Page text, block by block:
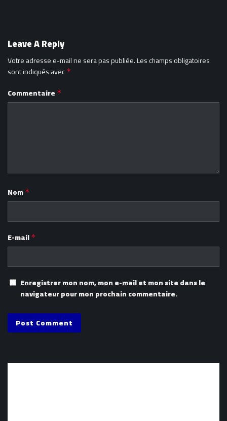
Leave A Reply
Votre adresse e-mail ne sera pas publiée.Les champs obligatoires
sont indiqués avec *
Commentaire *
Nom *
E-mail *
Enregistrer mon nom, mon e-mail et mon site dans le
navigateur pour mon prochain commentaire.